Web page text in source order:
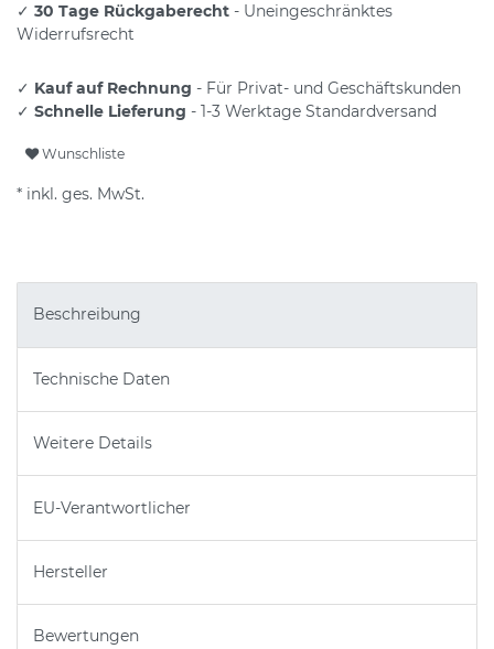
✓ 30 Tage Rückgaberecht - Uneingeschränktes
Widerrufsrecht
✓ Kauf auf Rechnung - Für Privat- und Geschäftskunden
✓ Schnelle Lieferung - 1-3 Werktage Standardversand
Wunschliste
* inkl. ges. MwSt.
Beschreibung
Technische Daten
Weitere Details
EU-Verantwortlicher
Hersteller
Bewertungen